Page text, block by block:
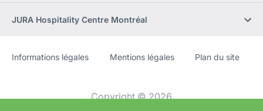
JURA Hospitality Centre Montréal
Site
[Website
Informations légales Mentions légales Plan du site
Copyright © 2026